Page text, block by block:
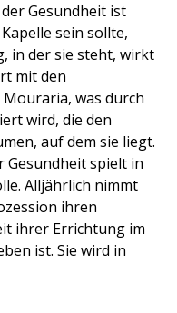
Gesundheit ist
sein sollte,
in der sie steht, wirkt
mit den
was durch
wird, die den
auf dem sie liegt.
Gesundheit spielt in
Alljährlich nimmt
ihren
ihrer Errichtung im
ist. Sie wird in